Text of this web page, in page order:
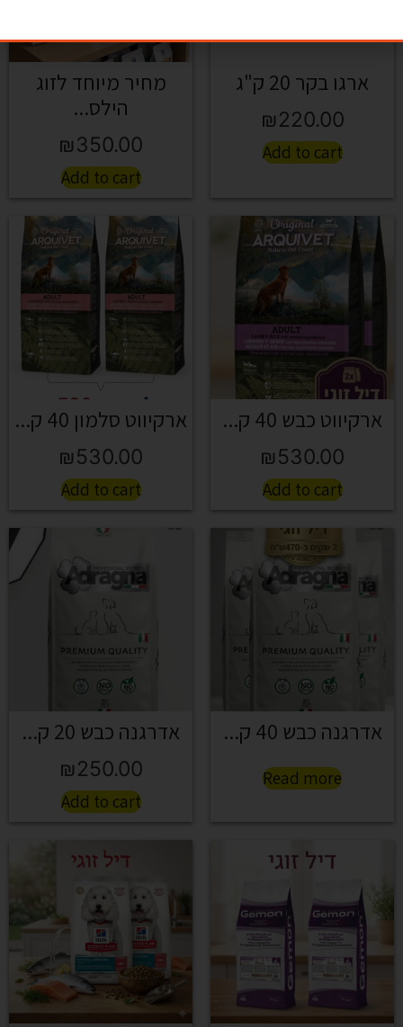
ארגו בקר 20 ק"ג
₪220.00
Add to cart
מחיר מיוחד לזוג
הילס...
₪350.00
Add to cart
ארקיווט כבש 40 ק...
₪530.00
Add to cart
ארקיווט סלמון 40 ק...
₪530.00
Add to cart
אדרגנה כבש 40 ק...
Read more
אדרגנה כבש 20 ק...
₪250.00
Add to cart